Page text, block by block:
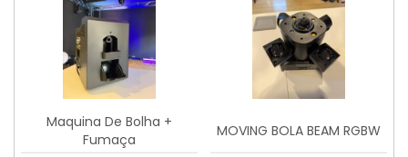
Maquina De Bolha +
Fumaça
MOVING BOLA BEAM RGBW